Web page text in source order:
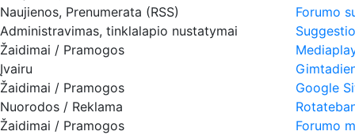
Naujienos, Prenumerata (RSS)
Forumo
Administravimas, tinklalapio nustatymai
Žaidimai / Pramogos
Įvairu
Žaidimai / Pramogos
Google
Nuorodos / Reklama
Žaidimai / Pramogos
Forumo